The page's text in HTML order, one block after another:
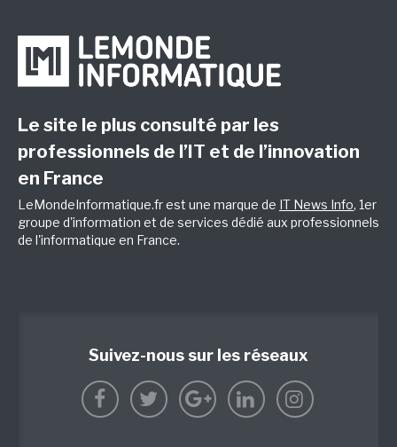
Le site le plus consulté par les
professionnels de l’IT et de l’innovation
en France
LeMondeInformatique.fr est une marque de IT News Info, 1er
groupe d'information et de services dédié aux professionnels
de l'informatique en France.
Suivez-nous sur les réseaux